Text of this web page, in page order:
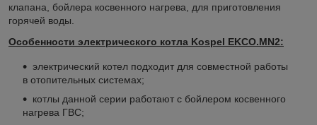
клапана, бойлера косвенного нагрева, для приготовления
горячей воды.
Особенности электрического котла Kospel EKCO.MN2:
электрический котел подходит для совместной работы
в отопительных системах;
котлы данной серии работают с бойлером косвенного
нагрева ГВС;